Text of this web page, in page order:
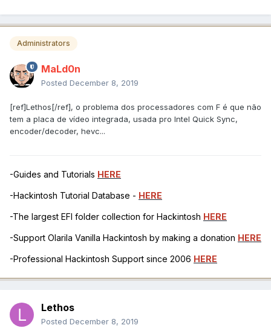
Administrators
MaLd0n
Posted December 8, 2019
[ref]Lethos[/ref], o problema dos processadores com F é que não
tem a placa de vídeo integrada, usada pro Intel Quick Sync,
encoder/decoder, hevc...
-Guides and Tutorials HERE
-Hackintosh Tutorial Database - HERE
-The largest EFI folder collection for Hackintosh HERE
-Support Olarila Vanilla Hackintosh by making a donation HERE
-Professional Hackintosh Support since 2006 HERE
Lethos
Posted December 8, 2019